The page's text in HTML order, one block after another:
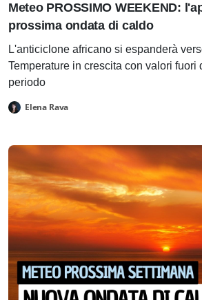
Meteo PROSSIMO WEEKEND:
prossima ondata di caldo
L'anticiclone africano si espanderà
Temperature in crescita con valori fuori
periodo
Elena Rava